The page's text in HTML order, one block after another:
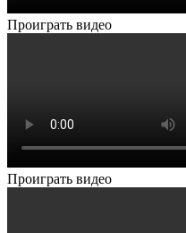
Проиграть видео
Проиграть видео